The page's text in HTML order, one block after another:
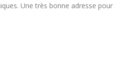
Une très bonne adresse pour